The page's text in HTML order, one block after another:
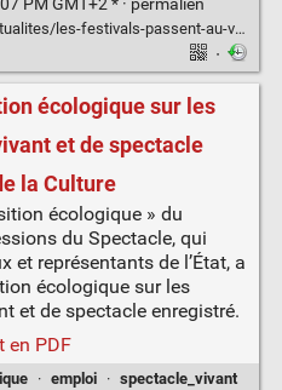
les-festivals-passent-au-vert
·
écologique sur les
et de spectacle
la Culture
écologique » du
du Spectacle, qui
et représentants de l’État, a
écologique sur les
et de spectacle enregistré.
en PDF
· emploi · spectacle_vivant